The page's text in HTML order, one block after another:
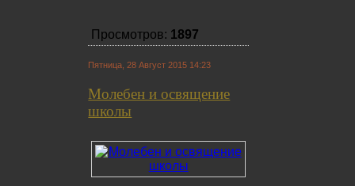
Просмотров: 1897
Пятница, 28 Август 2015 14:23
Молебен и освящение
школы